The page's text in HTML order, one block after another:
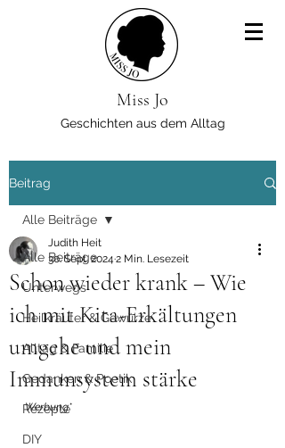
Miss Jo
Geschichten aus dem Alltag
Beitrag
Alle Beiträge
Unterwegs
Heilkräuter & Gewürze
Alltag & Familie
Gedanken & Poetik
Rezepte
DIY
Alle Beiträge
Schon wieder krank – Wie
ich mit Kita-Erkältungen
umgehe und mein
Immunsystem stärke
Judith Heit
30. Sept. 2024 2 Min. Lesezeit
Werbung*